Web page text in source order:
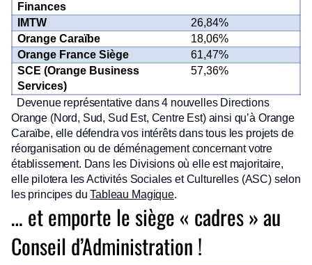
Finances
IMTW
26,84%
Orange Caraïbe
18,06%
Orange France Siège
61,47%
SCE (Orange Business
Services)
57,36%
Devenue représentative dans 4 nouvelles Directions
Orange (Nord, Sud, Sud Est, Centre Est) ainsi qu’à Orange
Caraïbe, elle défendra vos intérêts dans tous les projets de
réorganisation ou de déménagement concernant votre
établissement. Dans les Divisions où elle est majoritaire,
elle pilotera les Activités Sociales et Culturelles (ASC) selon
les principes duTableau Magique.
… et emporte le siège « cadres » au
Conseil d’Administration !